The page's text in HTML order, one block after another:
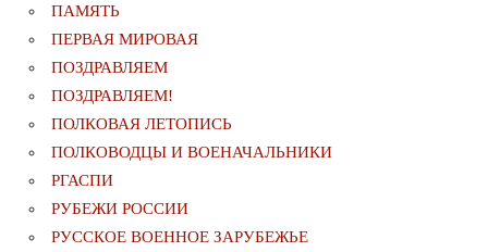
ПАМЯТЬ
ПЕРВАЯ МИРОВАЯ
ПОЗДРАВЛЯЕМ
ПОЗДРАВЛЯЕМ!
ПОЛКОВАЯ ЛЕТОПИСЬ
ПОЛКОВОДЦЫ И ВОЕНАЧАЛЬНИКИ
РГАСПИ
РУБЕЖИ РОССИИ
РУССКОЕ ВОЕННОЕ ЗАРУБЕЖЬЕ